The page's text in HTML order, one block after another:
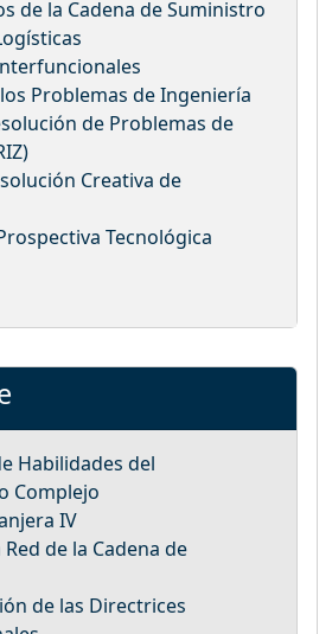
de la Cadena de Suministro
Problemas de Ingeniería
de Problemas de
Creativa de
Tecnológica
Habilidades del
Complejo
IV
de la Cadena de
de las Directrices